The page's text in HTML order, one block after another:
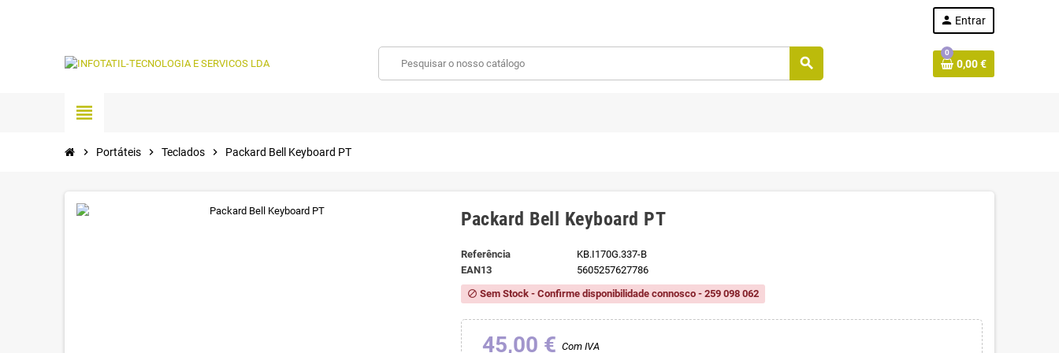
person Entrar
search
0
0,00 €
view_headline
chevron_right Portáteis chevron_right Teclados chevron_right Packard Bell Keyboard PT
Packard Bell Keyboard PT
Referência
KB.I170G.337-B
EAN13
5605257627786
block Sem Stock - Confirme disponibilidade connosco - 259 098 062
45,00 € Com IVA